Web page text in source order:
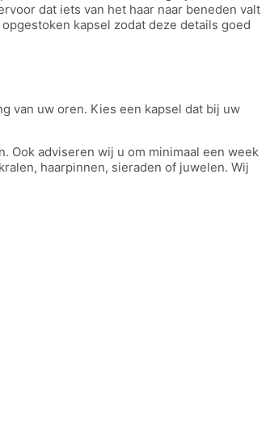
dat iets van het haar naar beneden valt
kapsel zodat deze details goed
van uw oren. Kies een kapsel dat bij uw
Ook adviseren wij u om minimaal een week
haarpinnen, sieraden of juwelen. Wij